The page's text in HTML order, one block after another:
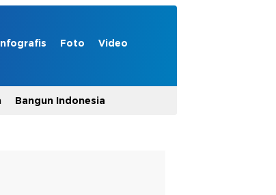
Foto Video
Bangun Indonesia